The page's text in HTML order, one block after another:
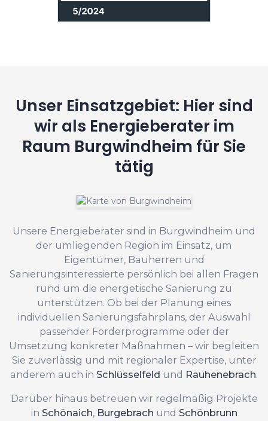
Unser Einsatzgebiet: Hier sind
wir als Energieberater im
Raum Burgwindheim für Sie
tätig
Unsere Energieberater sind in Burgwindheim und
der umliegenden Region im Einsatz, um
Eigentümer, Bauherren und
Sanierungsinteressierte persönlich bei allen Fragen
rund um die energetische Sanierung zu
unterstützen. Ob bei der Planung eines
individuellen Sanierungsfahrplans, der Auswahl
passender Förderprogramme oder der
Umsetzung konkreter Maßnahmen – wir begleiten
Sie zuverlässig und mit regionaler Expertise, unter
anderem auch in Schlüsselfeld und Rauhenebrach.
Darüber hinaus betreuen wir regelmäßig Projekte
in Schönaich, Burgebrach und Schönbrunn